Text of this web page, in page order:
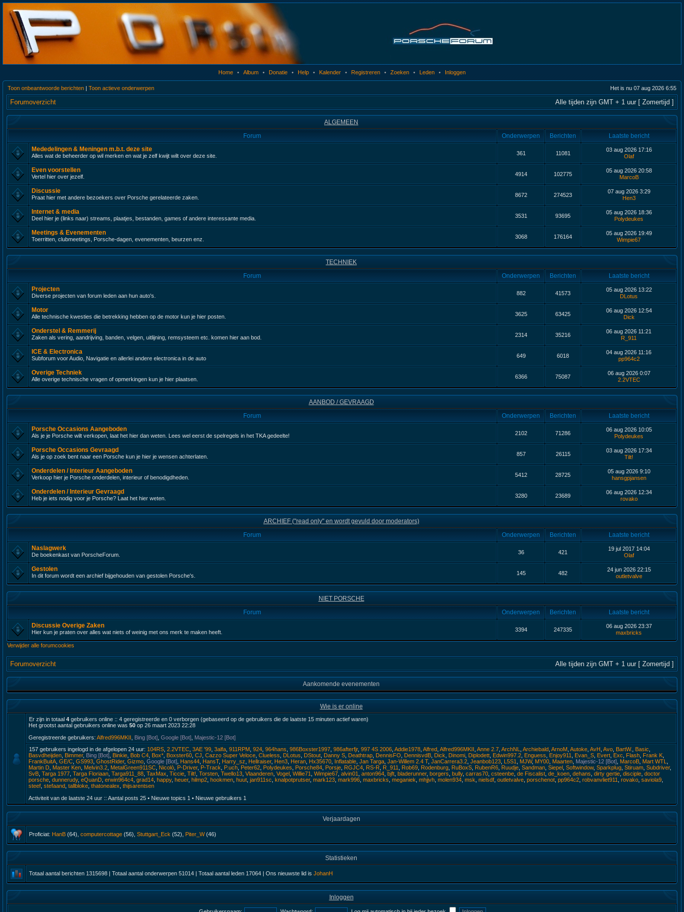
Home • Album • Donatie • Help • Kalender • Registreren • Zoeken • Leden • Inloggen
Toon onbeantwoorde berichten | Toon actieve onderwerpen Het is nu 07 aug 2026 6:55
Forumoverzicht Alle tijden zijn GMT + 1 uur [ Zomertijd ]
ALGEMEEN
Forum
Onderwerpen Berichten
Laatste bericht
Mededelingen & Meningen m.b.t. deze site
Alles wat de beheerder op wil merken en wat je zelf kwijt wilt over deze site. 361 11081
03 aug 2026 17:16
Olaf
Even voorstellen
Vertel hier over jezelf. 4914 102775
05 aug 2026 20:58
MarcoB
Discussie
Praat hier met andere bezoekers over Porsche gerelateerde zaken. 8672 274523
07 aug 2026 3:29
Hen3
Internet & media
Deel hier je (links naar) streams, plaatjes, bestanden, games of andere interessante media. 3531 93695
05 aug 2026 18:36
Polydeukes
Meetings & Evenementen
Toerritten, clubmeetings, Porsche-dagen, evenementen, beurzen enz. 3068 176164
05 aug 2026 19:49
Wimpie67
TECHNIEK
Forum
Onderwerpen Berichten
Laatste bericht
Projecten
Diverse projecten van forum leden aan hun auto's. 882 41573
05 aug 2026 13:22
DLotus
Motor
Alle technische kwesties die betrekking hebben op de motor kun je hier posten. 3625 63425
06 aug 2026 12:54
Dick
Onderstel & Remmerij
Zaken als vering, aandrijving, banden, velgen, uitlijning, remsysteem etc. komen hier aan bod. 2314 35216
06 aug 2026 11:21
R_911
ICE & Electronica
Subforum voor Audio, Navigatie en allerlei andere electronica in de auto 649 6018
04 aug 2026 11:16
pp964c2
Overige Techniek
Alle overige technische vragen of opmerkingen kun je hier plaatsen. 6366 75087
06 aug 2026 0:07
2.2VTEC
AANBOD / GEVRAAGD
Forum
Onderwerpen Berichten
Laatste bericht
Porsche Occasions Aangeboden
Als je je Porsche wilt verkopen, laat het hier dan weten. Lees wel eerst de spelregels in het TKA gedeelte! 2102 71286
06 aug 2026 10:05
Polydeukes
Porsche Occasions Gevraagd
Als je op zoek bent naar een Porsche kun je hier je wensen achterlaten. 857 26115
03 aug 2026 17:34
Tilt!
Onderdelen / Interieur Aangeboden
Verkoop hier je Porsche onderdelen, interieur of benodigdheden. 5412 28725
05 aug 2026 9:10
hansgpjansen
Onderdelen / Interieur Gevraagd
Heb je iets nodig voor je Porsche? Laat het hier weten. 3280 23689
06 aug 2026 12:34
rovako
ARCHIEF ("read only" en wordt gevuld door moderators)
Forum
Onderwerpen Berichten
Laatste bericht
Naslagwerk
De boekenkast van PorscheForum. 36 421
19 jul 2017 14:04
Olaf
Gestolen
In dit forum wordt een archief bijgehouden van gestolen Porsche's. 145 482
24 jun 2026 22:15
outletvalve
NIET PORSCHE
Forum
Onderwerpen Berichten
Laatste bericht
Discussie Overige Zaken
Hier kun je praten over alles wat niets of weinig met ons merk te maken heeft. 3394 247335
06 aug 2026 23:37
maxbricks
Verwijder alle forumcookies
Forumoverzicht Alle tijden zijn GMT + 1 uur [ Zomertijd ]
Aankomende evenementen
Wie is er online
Er zijn in totaal 4 gebruikers online :: 4 geregistreerde en 0 verborgen (gebaseerd op de gebruikers die de laatste 15 minuten actief waren)
Het grootst aantal gebruikers online was 50 op 26 maart 2023 22:28
Geregistreerde gebruikers: Alfred996MKII Bing [Bot] Google [Bot] Majestic-12 [Bot]
157 gebruikers ingelogd in de afgelopen 24 uur: 104RS 2.2VTEC 3AE '99 3alfa 911RPM 924 964hans 986Boxster1997 986afterfjr, 997 4S 2006 Addie1978 Alfred Alfred996MKII Anne 2.7 ArchNL Archiebald ArnoM Autoke AvH Avo BartW. Basic
Basvdheijden Bimmer, Bing [Bot] Binkie Bob C4 Box* Boxster60 CJ Cazzo Super Veloce Clueless DLotus DStout Danny S Deathtrap DennisFO DennisvdB Dick Dinomi Diplodett Edwin997.2 Enguess Enjoy911 Evan_S Evert Exc Flash Frank K
FrankBuitA GE/C GS993 GhostRider, Gizmo Google [Bot] Hans44 HansT, Harry_sz Hellraiser, Hen3 Heran Hx35670 Inflatable Jan Targa Jan-Willem 2.4 T, JanCarrera3.2 Jeanbob123 L5S1 MJW, MY00 Maarten Majestic-12 [Bot] MarcoB Mart WTL
Martin D Master Ken Melvin3.2 MetalGreen911SC Nicolò P-Driver, P-Track P.uch Peter62 Polydeukes Porsche84 Porsje RGJC4 RS-R R_911 Rob69 Rodenburg RuBoxS RubenR6 Ruudje Sandman Siepel Softwindow, Sparkplug Stiruam Subdriver,
SvB Targa 1977 Targa Floriaan Targa911_88 TaxMax Ticcie Tilt! Torsten Twello13 Vlaanderen Vogel Willie71 Wimpie67 alvin01 anton964 bjft bladerunner, borgers bully, carras70 csteenbe de Fiscalist de_koen dehans dirty gertie disciple doctor
porsche dunnerudy, eQuanD erwin964c4 grad14 happy, heuer, hilmp2 hookmen huut jan911sc knalpotprutser, mark123 mark996 maxbricks meganiek mhjjvh molen934 msk nielsdf outletvalve porschenot pp964c2 robvanvliet911 rovako saviola9
steef stefaand tallbloke thatonealex thijsarentsen
Activiteit van de laatste 24 uur :: Aantal posts 25 • Nieuwe topics 1 • Nieuwe gebruikers 1
Verjaardagen
Proficiat: HanB (64), computercottage (56), Stuttgart_Eck (52), Piter_W(46)
Statistieken
Totaal aantal berichten 1315698 | Totaal aantal onderwerpen 51014 | Totaal aantal leden 17064 | Ons nieuwste lid is JohanH
Inloggen